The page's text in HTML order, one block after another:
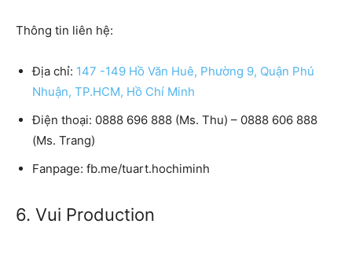
Thông tin liên hệ:
Địa chỉ: 147 -149 Hồ Văn Huê, Phường 9, Quận Phú
Nhuận, TP.HCM, Hồ Chí Minh
Điện thoại: 0888 696 888 (Ms. Thu) – 0888 606 888
(Ms. Trang)
Fanpage: fb.me/tuart.hochiminh
6. Vui Production